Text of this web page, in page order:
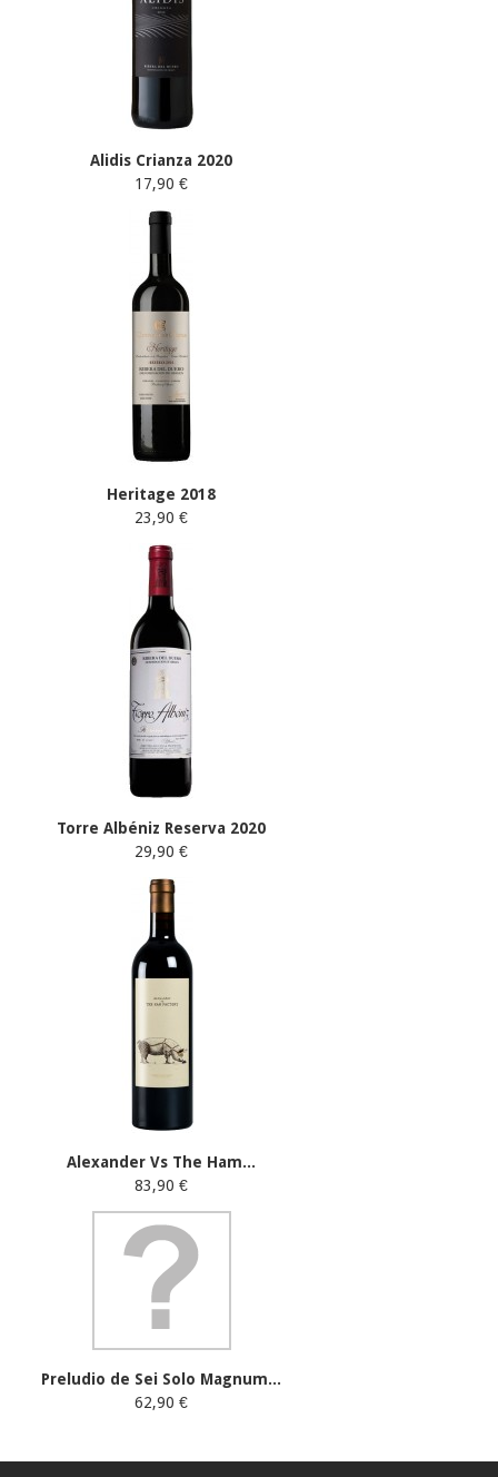
Alidis Crianza 2020
17,90 €
Heritage 2018
23,90 €
Torre Albéniz Reserva 2020
29,90 €
Alexander Vs The Ham...
83,90 €
Preludio de Sei Solo Magnum...
62,90 €